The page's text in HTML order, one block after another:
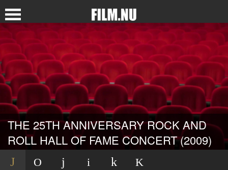
THE 25TH ANNIVERSARY ROCK AND
ROLL HALL OF FAME CONCERT (2009)